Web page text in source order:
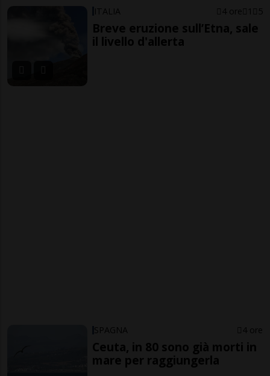
ITALIA 4 ore 1 5
Breve eruzione sull’Etna, sale
il livello d'allerta
SPAGNA 4 ore
Ceuta, in 80 sono già morti in
mare per raggiungerla